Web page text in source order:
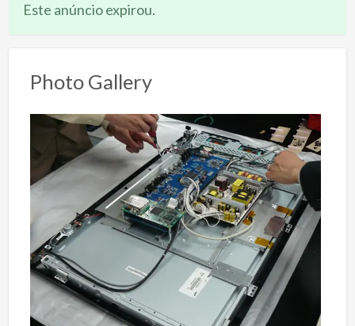
Este anúncio expirou.
Photo Gallery